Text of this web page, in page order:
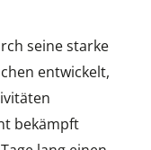
seine starke
entwickelt,
bekämpft